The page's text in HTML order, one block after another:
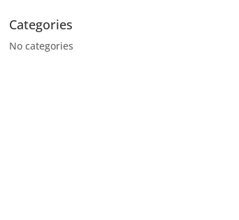
Categories
No categories